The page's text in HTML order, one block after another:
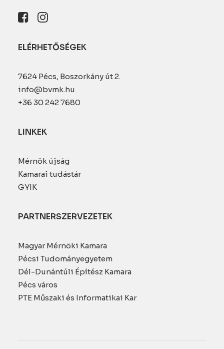
ELÉRHETŐSÉGEK
7624 Pécs, Boszorkány út 2.
info@bvmk.hu
+36 30 242 7680
LINKEK
Mérnök újság
Kamarai tudástár
GYIK
PARTNERSZERVEZETEK
Magyar Mérnöki Kamara
Pécsi Tudományegyetem
Dél-Dunántúli Építész Kamara
Pécs város
PTE Műszaki és Informatikai Kar